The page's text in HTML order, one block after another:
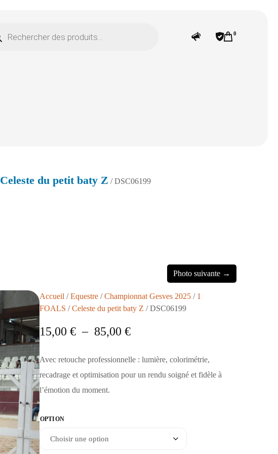
0
Celeste du petit baty Z / DSC06199
Photo suivante →
Accueil /Equestre/Championnat Gesves 2025/ 1
FOALS /Celeste du petit baty Z / DSC06199
15,00 € – 85,00 €
Avec retouche professionnelle : lumière, colorimétrie,
recadrage et optimisation pour un rendu soigné et fidèle à
l’émotion du moment.
OPTION